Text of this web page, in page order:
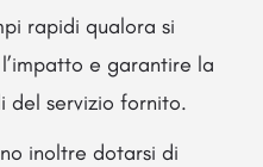
rapidi qualora si
e garantire la
del servizio fornito.
inoltre dotarsi di